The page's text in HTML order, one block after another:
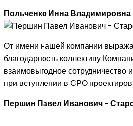
Польченко Инна
От имени нашей компании
благодарность коллективу
взаимовыгодное сотрудничество
при вступлении в СРО
Першин Павел Иванович -